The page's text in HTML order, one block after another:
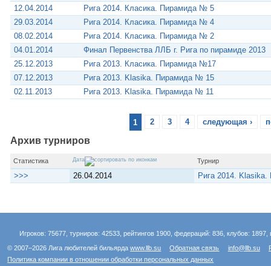
12.04.2014
Рига 2014. Класика. Пирамида № 5
29.03.2014
Рига 2014. Класика. Пирамида № 4
08.02.2014
Рига 2014. Класика. Пирамида № 2
04.01.2014
Финал Первенства ЛЛБ г. Рига по пирамиде 2013
25.12.2013
Рига 2013. Класика. Пирамида №17
07.12.2013
Рига 2013. Klasika. Пирамида № 15
02.11.2013
Рига 2013. Klasika. Пирамида № 11
1 2 3 4 следующая ›
Архив турниров
Статистика Дата Турнир
>>> 26.04.2014 Рига 2014.
Игроков: 75677, турниров: 42533, рейтингов 1900, федераций: 836, клубов:
© 2007–2026 Лига любителей бильярдаwww.llb.su Обратная связь info@llb.su
Политика компании в отношении обработки персональных данных